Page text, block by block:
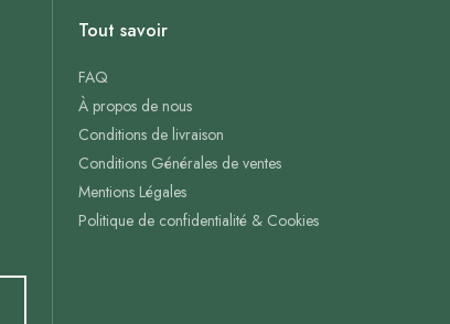
Tout savoir
FAQ
À propos de nous
Conditions de livraison
Conditions Générales de ventes
Mentions Légales
Politique de confidentialité & Cookies